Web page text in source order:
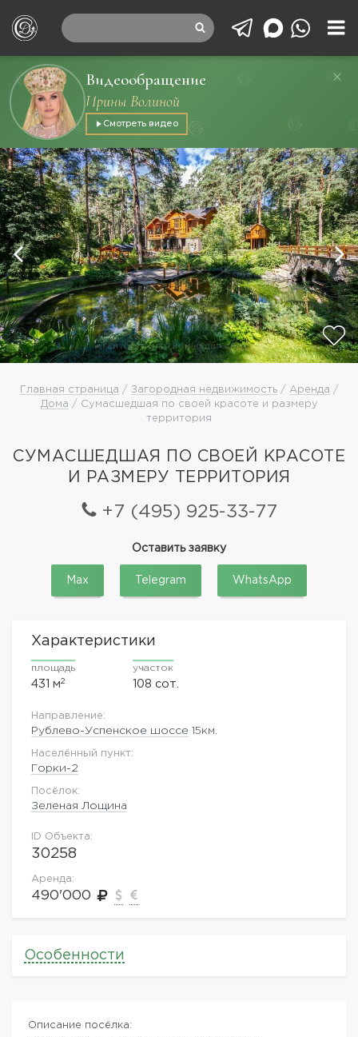
Видеообращение
Ирины Волиной
Смотреть видео
Главная страница / Загородная недвижимость/ Аренда /
Дома / Сумасшедшая по своей красоте и размеру
территория
СУМАСШЕДШАЯ ПО СВОЕЙ КРАСОТЕ
И РАЗМЕРУ ТЕРРИТОРИЯ
+7 (495) 925-33-77
Оставить заявку
Max Telegram WhatsApp
Характеристики
площадь
431 м2
участок
108 сот.
Направление:
Рублево-Успенское шоссе 15км.
Населённый пункт:
Горки-2
Посёлок:
Зеленая Лощина
ID Объекта:
30258
Аренда:
490'000
Особенности
Описание посёлка: